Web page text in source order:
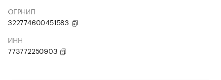
ОГРНИП
322774600451583
ИНН
773772250903